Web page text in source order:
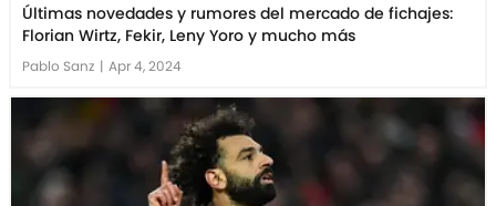
Últimas novedades y rumores del mercado de fichajes:
Florian Wirtz, Fekir, Leny Yoro y mucho más
Pablo Sanz | Apr 4, 2024